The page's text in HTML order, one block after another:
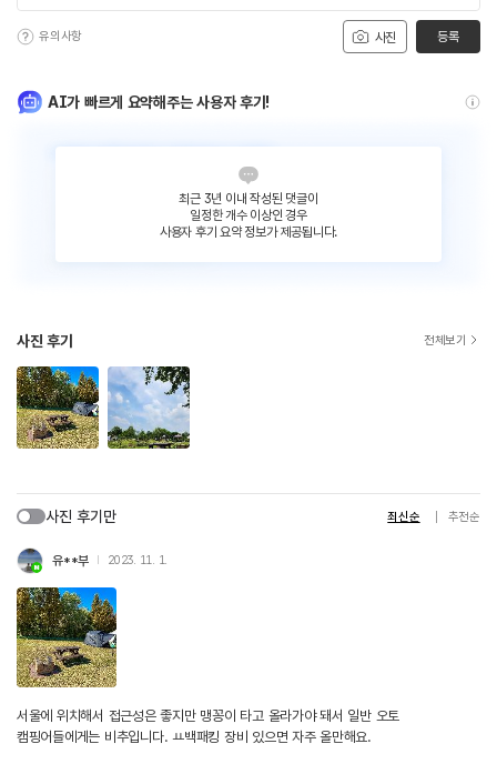
사진
유의사항 등록
AI가 빠르게 요약해주는 사용자 후기!
최근 3년 이내 작성된 댓글이
일정한 개수 이상인 경우
사용자 후기 요약 정보가 제공됩니다.
사진 후기 전체보기
사진 후기만 최신순 추천순
유**부 2023. 11. 1.
서울에 위치해서 접근성은 좋지만 맹꽁이 타고 올라가야 돼서 일반 오토
캠핑어들에게는 비추입니다. ㅛ백패킹 장비 있으면 자주 올만해요.